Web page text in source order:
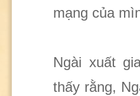
mạng của
Ngài xuất
thấy rằng,